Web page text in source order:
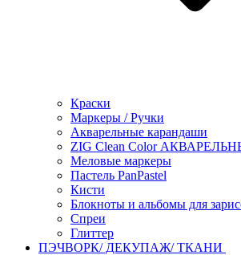
Краски
Маркеры / Ручки
Акварельные карандаши
ZIG Clean Color
Меловые маркеры
Пастель PanPastel
Кисти
Блокноты и альбомы для
Спреи
Глиттер
ПЭЧВОРК/ ДЕКУПАЖ/ ТКАНИ